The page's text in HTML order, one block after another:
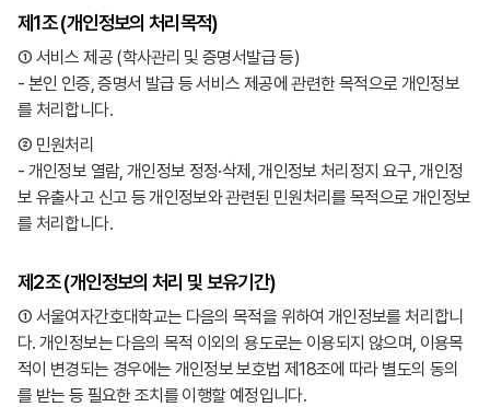
제1조 (개인정보의 처리목적)
① 서비스 제공 (학사관리 및 증명서발급 등)
- 본인 인증, 증명서 발급 등 서비스 제공에 관련한 목적으로 개인정보
를 처리합니다.
② 민원처리
- 개인정보 열람, 개인정보 정정·삭제, 개인정보 처리정지 요구, 개인정
보 유출사고 신고 등 개인정보와 관련된 민원처리를 목적으로 개인정보
를 처리합니다.
제2조 (개인정보의 처리 및 보유기간)
① 서울여자간호대학교는 다음의 목적을 위하여 개인정보를 처리합니
다. 개인정보는 다음의 목적 이외의 용도로는 이용되지 않으며, 이용목
적이 변경되는 경우에는 개인정보 보호법 제18조에 따라 별도의 동의
를 받는 등 필요한 조치를 이행할 예정입니다.